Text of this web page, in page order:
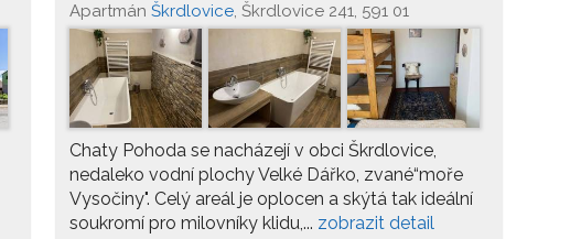
Apartmán Škrdlovice, Škrdlovice 241, 591 01
Chaty Pohoda se nacházejí v obci Škrdlovice,
nedaleko vodní plochy Velké Dářko, zvané“moře
Vysočiny". Celý areál je oplocen a skýtá tak ideální
soukromí pro milovníky klidu,... zobrazit detail